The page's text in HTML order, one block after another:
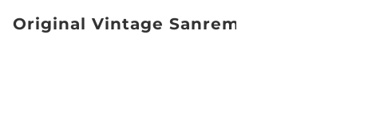
Original Vintage Sanremo